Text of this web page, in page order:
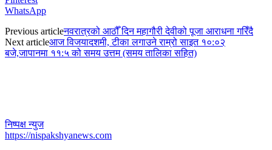
WhatsApp
Previous articleनवरात्रको आठौँ दिन महागौरी देवीको पूजा आराधना गरिँदै
Next articleआज विजयादशमी, टीका लगाउने राम्रो साइत १०:०२
बजे,जापानमा ११:५ को समय उत्तम (समय तालिका सहित)
निष्पक्ष न्युज
https://nispakshyanews.com